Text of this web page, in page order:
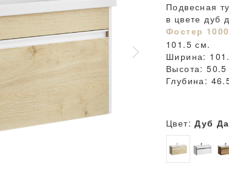
Подвесная
в цвете дуб
Фостер 1000
101.5 см.
Ширина:
Высота: 50.5
Глубина:
Цвет: Дуб